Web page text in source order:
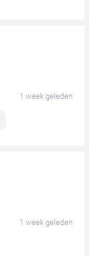
1 week geleden
1 week geleden